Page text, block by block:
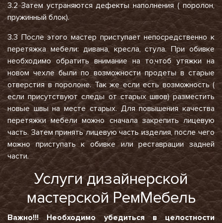
3.2 Затем устраняются дефекты наполнения ( поролон,
пружинный блок).
3.3 После этого мастер приступает непосредственно к
перетяжка мебели: дивана, кресла, стула. При обивке
необходимо обратить внимание на то,чтоб утяжки на
новом чехле были по возможности продеты в старые
отверстия в поролоне. Так же если есть возможность (
если присутствуют следы от старых швов) разместить
новые швы на месте старых. Для повышения качества
перетяжки мебели можно сначала закрепить лицевую
часть. Затем принять лицевую часть изделия, после чего
можно приступать к обивке или реставрации задней
части.
Услуги дизайнерской
мастерской РемМебель
Важно!!! Необходимо убедиться в целостности